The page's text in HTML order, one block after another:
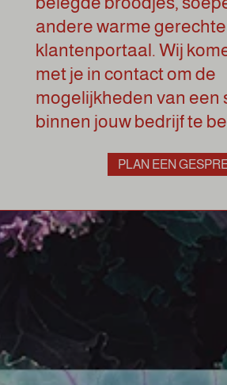
andere warme
klantenportaal. Wij
met je in contact om de
mogelijkheden van een
binnen jouw bedrijf te
PLAN EEN